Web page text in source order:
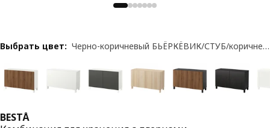
BESTÅ
Выбрать цвет: Черно-коричневый БЬЁРКЁВИК/СТУБ/коричневый мореный дубовый шпон